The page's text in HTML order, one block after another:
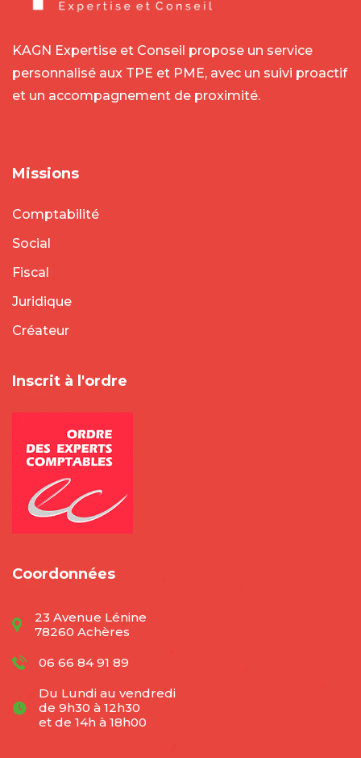
KAGN Expertise et Conseil propose un service
personnalisé aux TPE et PME, avec un suivi proactif
et un accompagnement de proximité.
Missions
Comptabilité
Social
Fiscal
Juridique
Créateur
Inscrit à l'ordre
Coordonnées
23 Avenue Lénine
78260 Achères
06 66 84 91 89
Du Lundi au vendredi
de 9h30 à 12h30
et de 14h à 18h00